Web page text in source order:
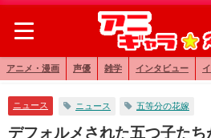
アニメ・漫画 声優 雑学 インタビュー
ニュース ニュース 五等分の花嫁
デフォルメされた五つ子た